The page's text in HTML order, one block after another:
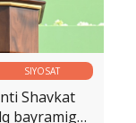
SIYOSAT
Shavkat
bayramiga